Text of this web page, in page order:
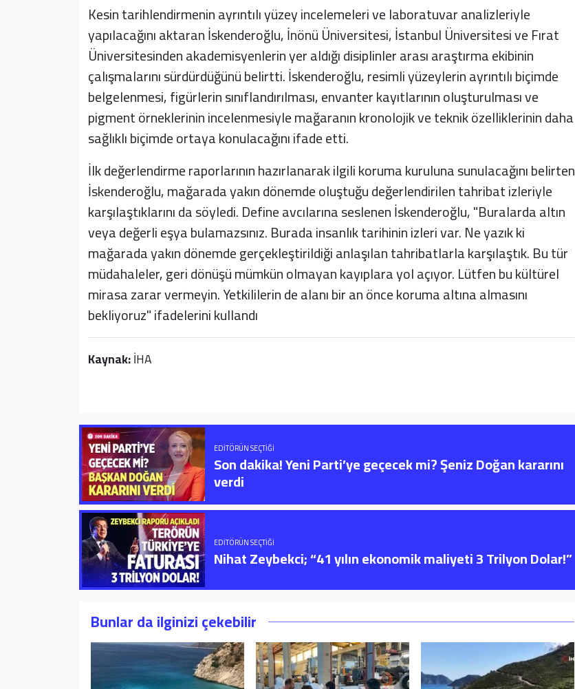
Kesin tarihlendirmenin ayrıntılı yüzey incelemeleri ve laboratuvar analizleriyle
yapılacağını aktaran İskenderoğlu, İnönü Üniversitesi, İstanbul Üniversitesi ve Fırat
Üniversitesinden akademisyenlerin yer aldığı disiplinler arası araştırma ekibinin
çalışmalarını sürdürdüğünü belirtti. İskenderoğlu, resimli yüzeylerin ayrıntılı biçimde
belgelenmesi, figürlerin sınıflandırılması, envanter kayıtlarının oluşturulması ve
pigment örneklerinin incelenmesiyle mağaranın kronolojik ve teknik özelliklerinin daha
sağlıklı biçimde ortaya konulacağını ifade etti.
İlk değerlendirme raporlarının hazırlanarak ilgili koruma kuruluna sunulacağını belirten
İskenderoğlu, mağarada yakın dönemde oluştuğu değerlendirilen tahribat izleriyle
karşılaştıklarını da söyledi. Define avcılarına seslenen İskenderoğlu, "Buralarda altın
veya değerli eşya bulamazsınız. Burada insanlık tarihinin izleri var. Ne yazık ki
mağarada yakın dönemde gerçekleştirildiği anlaşılan tahribatlarla karşılaştık. Bu tür
müdahaleler, geri dönüşü mümkün olmayan kayıplara yol açıyor. Lütfen bu kültürel
mirasa zarar vermeyin. Yetkililerin de alanı bir an önce koruma altına almasını
bekliyoruz" ifadelerini kullandı
Kaynak:İHA
EDITÖRÜN SEÇTIĞI
Son dakika! Yeni Parti’ye geçecek mi? Şeniz Doğan kararını
verdi
EDITÖRÜN SEÇTIĞI
Nihat Zeybekci; “41 yılın ekonomik maliyeti 3 Trilyon Dolar!”
Bunlar da ilginizi çekebilir